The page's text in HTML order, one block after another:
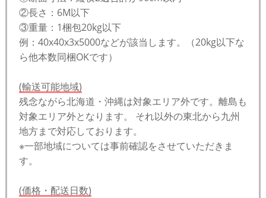
②長さ：6M以下
③重量：1梱包20kg以下
例：40x40x3x5000などが該当します。（20kg以下な
ら他本数同梱OKです）
(輸送可能地域)
残念ながら北海道・沖縄は対象エリア外です。離島も
対象エリア外となります。 それ以外の東北から九州
地方まで対応しております。
※一部地域については事前確認をさせていただきま
す。
(価格・配送日数)